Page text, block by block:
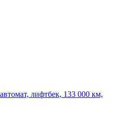
лифтбек, 133 000 км,